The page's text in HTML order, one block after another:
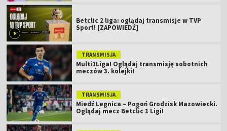
Betclic 2 liga: oglądaj transmisje w TVP
Sport! [ZAPOWIEDŹ]
TRANSMISJA
Multi1Liga! Oglądaj transmisję sobotnich
meczów 3. kolejki!
TRANSMISJA
Miedź Legnica – Pogoń Grodzisk Mazowiecki.
Oglądaj mecz Betclic 1 Ligi!